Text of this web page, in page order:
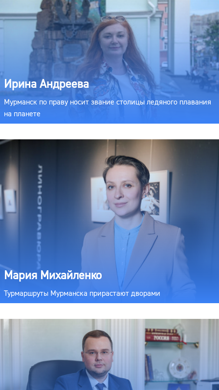
Ирина Андреева
Мурманск по праву носит звание столицы ледяного плавания
на планете
Мария Михайленко
Турмаршруты Мурманска прирастают дворами